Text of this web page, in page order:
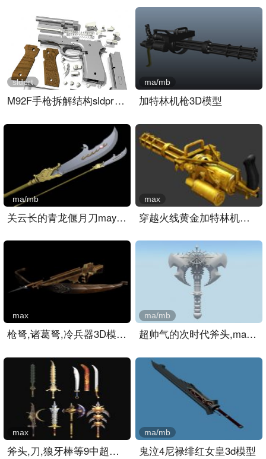
M92F手枪拆解结构sldprt模..
sldprt
加特林机枪3D模型
ma/mb
关云长的青龙偃月刀maya模..
ma/mb
穿越火线黄金加特林机关枪..
max
枪弩,诸葛弩,冷兵器3D模型..
max
超帅气的次时代斧头,maya武..
ma/mb
斧头,刀,狼牙棒等9中超酷武..
max
鬼泣4尼禄绯红女皇3d模型
ma/mb